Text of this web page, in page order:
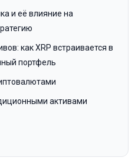
и её влияние на
как XRP встраивается в
портфель
активами